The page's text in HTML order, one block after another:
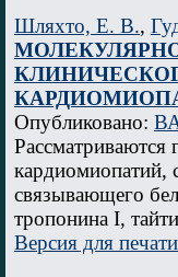
Шляхто, Е. В.,
Опубликовано:
Рассматриваются
кардиомиопатий,
связывающего
тропонина I,
Версия для печати